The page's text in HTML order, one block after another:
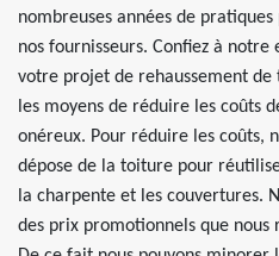
nombreuses années de
nos fournisseurs. Confiez à
votre projet de rehaussement
les moyens de réduire les coûts
onéreux. Pour réduire les coûts,
dépose de la toiture pour
la charpente et les couvertures.
des prix promotionnels que nous